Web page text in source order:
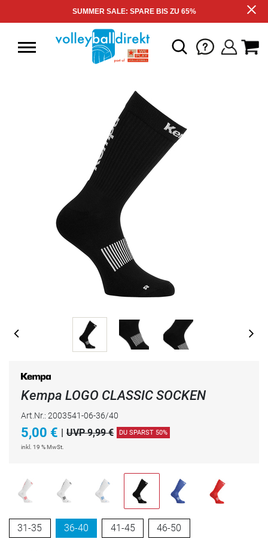
SUMMER SALE: SPARE BIS ZU 65%
Kempa LOGO CLASSIC SOCKEN
Art.Nr.: 2003541-06-36/40
5,00 € | UVP 9,99 € DU SPARST 50%
inkl. 19 % MwSt.
31-35 36-40 41-45 46-50